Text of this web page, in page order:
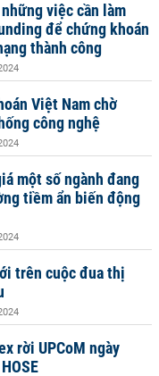
việc cần làm
để chứng khoán
thành công
Việt Nam chờ
công nghệ
một số ngành đang
tiềm ẩn biến động
trên cuộc đua thị
rời UPCoM ngày